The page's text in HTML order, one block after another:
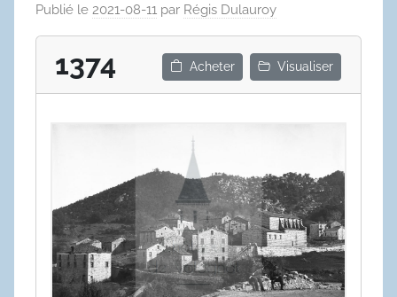
Publié le 2021-08-11 par Régis Dulauroy
1374 Acheter Visualiser